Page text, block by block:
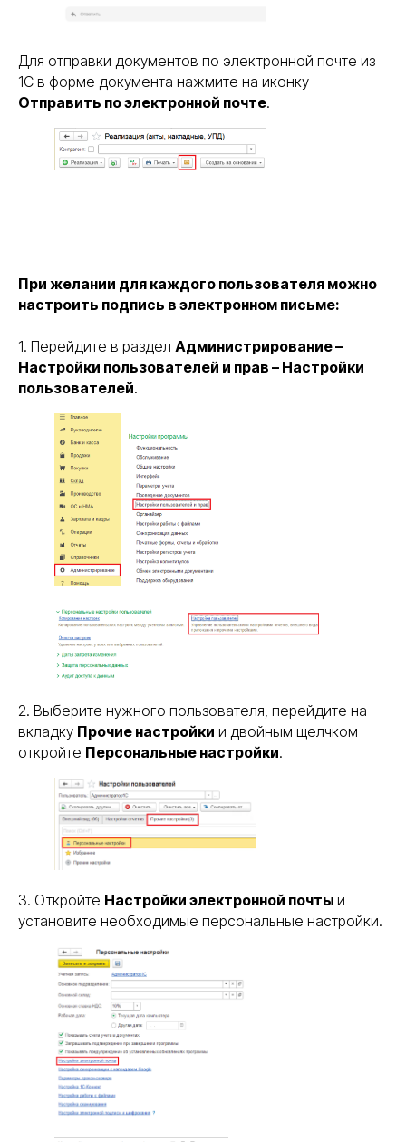
Для отправки документов по электронной почте из
1С в форме документа нажмите на иконку
Отправить по электронной почте.
При желании для каждого пользователя можно
настроить подпись в электронном письме:
1. Перейдите в раздел Администрирование –
Настройки пользователей и прав – Настройки
пользователей.
2. Выберите нужного пользователя, перейдите на
вкладку Прочие настройки и двойным щелчком
откройте Персональные настройки.
3. Откройте Настройки электронной почты и
установите необходимые персональные настройки.